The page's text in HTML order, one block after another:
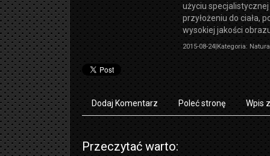
użyciu specjalistycznej
przyłożeniu do ciała,
wysokiej jakości
2015-08-24 Kategoria:
Dodaj Komentarz Poleć stronę Wpis
Przeczytać warto: